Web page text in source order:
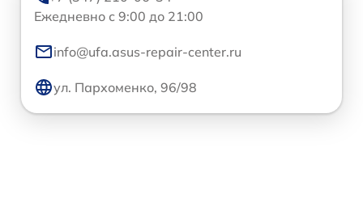
Ежедневно с 9:00 до 21:00
info@ufa.asus-repair-center.ru
ул. Пархоменко, 96/98